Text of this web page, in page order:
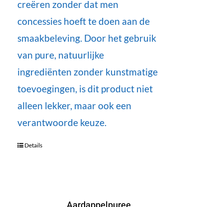
creëren zonder dat men
concessies hoeft te doen aan de
smaakbeleving. Door het gebruik
van pure, natuurlijke
ingrediënten zonder kunstmatige
toevoegingen, is dit product niet
alleen lekker, maar ook een
verantwoorde keuze.
Details